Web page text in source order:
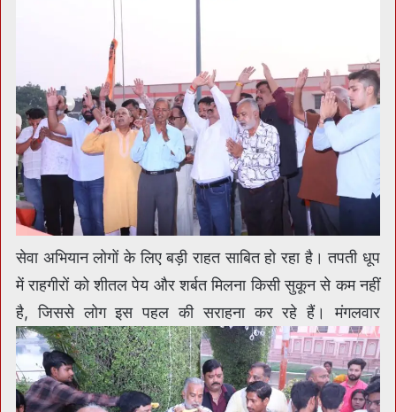
सेवा अभियान लोगों के लिए बड़ी राहत साबित हो रहा है। तपती धूप
में राहगीरों को शीतल पेय और शर्बत मिलना किसी सुकून से कम नहीं
है, जिससे लोग इस पहल की सराहना कर रहे हैं। मंगलवार